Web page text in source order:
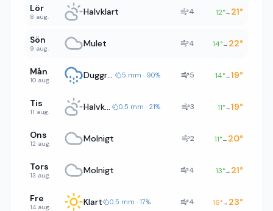
Lör
8 aug. Halvklart 4 12°→ 21°
Sön
9 aug. Mulet 4 14°→ 22°
Mån
10 aug. Duggregn 5 mm · 90% 5 14°→19°
Tis
11 aug. Halvklart 0.5 mm · 21% 3 11°→19°
Ons
12 aug. Molnigt 2 11°→ 20°
Tors
13 aug. Molnigt 4 13°→ 21°
Fre
14 aug. Klart 0.5 mm · 17% 4 16°→ 23°